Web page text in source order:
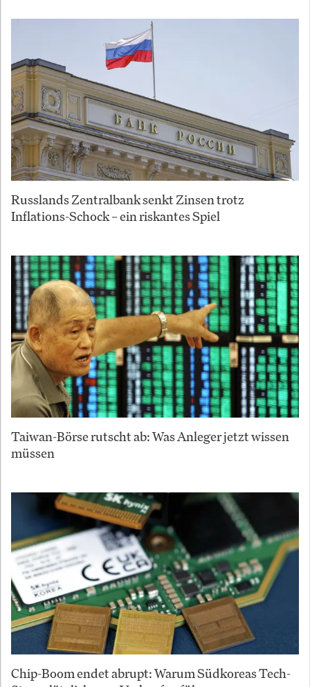
Russlands Zentralbank senkt Zinsen trotz
Inflations-Schock – ein riskantes Spiel
Taiwan-Börse rutscht ab: Was Anleger jetzt wissen
müssen
Chip-Boom endet abrupt: Warum Südkoreas Tech-